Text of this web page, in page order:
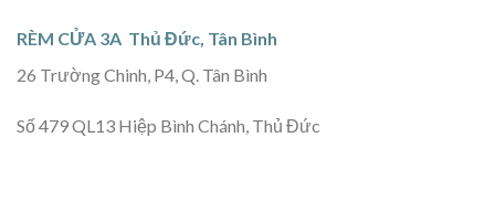
RÈM CỬA 3A Thủ Đức, Tân Bình
26 Trường Chinh, P4, Q. Tân Bình
Số 479 QL13 Hiệp Bình Chánh, Thủ Đức